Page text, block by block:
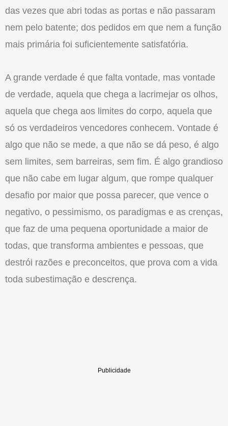
das vezes que abri todas as portas e não passaram
nem pelo batente; dos pedidos em que nem a função
mais primária foi suficientemente satisfatória.
A grande verdade é que falta vontade, mas vontade
de verdade, aquela que chega a lacrimejar os olhos,
aquela que chega aos limites do corpo, aquela que
só os verdadeiros vencedores conhecem. Vontade é
algo que não se mede, a que não se dá peso, é algo
sem limites, sem barreiras, sem fim. É algo grandioso
que não cabe em lugar algum, que rompe qualquer
desafio por maior que possa parecer, que vence o
negativo, o pessimismo, os paradigmas e as crenças,
que faz de uma pequena oportunidade a maior de
todas, que transforma ambientes e pessoas, que
destrói razões e preconceitos, que prova com a vida
toda subestimação e descrença.